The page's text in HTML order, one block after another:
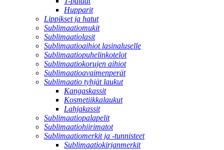
Hupparit
Lippikset ja hatut
Sublimaatiomukit
Sublimaatiolasit
Sublimaatioaihiot lasinaluselle
Sublimaatiopuhelinkotelot
Sublimaatiokorujen aihiot
Sublimaatioavaimenperät
Sublimaatio tyhjät laukut
Kangaskassit
Kosmetiikkalaukut
Lahjakassit
Sublimaatiopalapelit
Sublimaatiohiirimatot
Sublimaatiomerkit ja -tunnisteet
Sublimaatiokirjanmerkit